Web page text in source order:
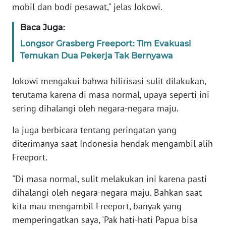
mobil dan bodi pesawat," jelas Jokowi.
Baca Juga:
Longsor Grasberg Freeport: Tim Evakuasi
Temukan Dua Pekerja Tak Bernyawa
Jokowi mengakui bahwa hilirisasi sulit dilakukan,
terutama karena di masa normal, upaya seperti ini
sering dihalangi oleh negara-negara maju.
Ia juga berbicara tentang peringatan yang
diterimanya saat Indonesia hendak mengambil alih
Freeport.
"Di masa normal, sulit melakukan ini karena pasti
dihalangi oleh negara-negara maju. Bahkan saat
kita mau mengambil Freeport, banyak yang
memperingatkan saya, 'Pak hati-hati Papua bisa
WN
BANTEN
WN
NTT
WN
KEPRI
PAPUA
WN
BARAT
WN
RIAU